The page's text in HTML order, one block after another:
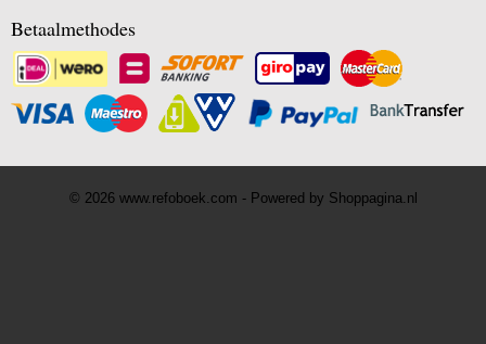
Betaalmethodes
© 2026 www.refoboek.com - Powered by Shoppagina.nl